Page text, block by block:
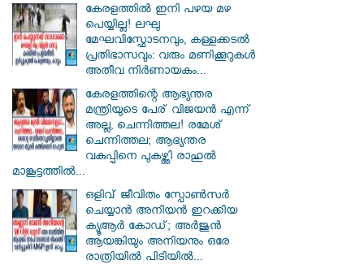
കേരളത്തിൽ ഇനി പഴയ മഴ
പെയ്യില്ല! ലഘു
മേഘവിസ്ഫോടനവും, കള്ളക്കടൽ
പ്രതിഭാസവും: വരും മണിക്കൂറുകൾ
അതീവ നിർണായകം...
കേരളത്തിന്റെ ആഭ്യന്തര
മന്ത്രിയുടെ പേര് വിജയൻ എന്ന്
അല്ല, ചെന്നിത്തല! രമേശ്
ചെന്നിത്തല; ആഭ്യന്തര
വകുപ്പിനെ പുകഴ്ത്തി രാഹുൽ
മാങ്കൂട്ടത്തിൽ...
ഒളിവ് ജീവിതം സ്പോൺസർ
ചെയ്യാൻ അനിയൻ ഇറക്കിയ
ക്യൂആർ കോഡ്; അർജുൻ
ആയങ്കിയും അനിയനും ഒരേ
രാത്രിയിൽ പിടിയിൽ...